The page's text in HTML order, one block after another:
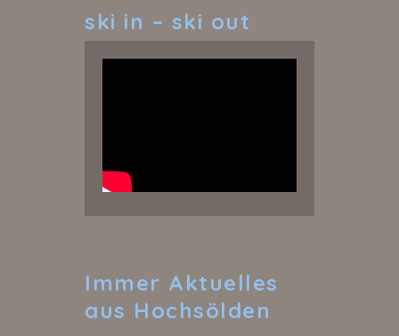
ski in – ski out
Immer Aktuelles
aus Hochsölden